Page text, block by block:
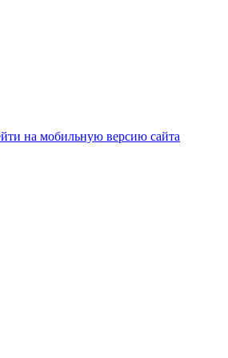
на мобильную версию сайта